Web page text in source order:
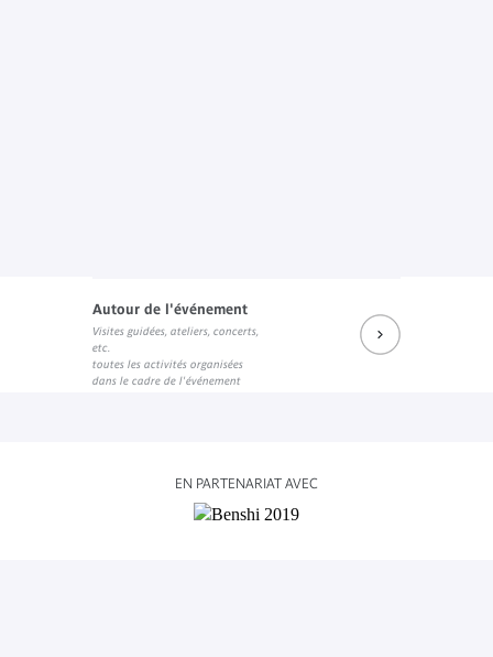
Autour de l'événement
Visites guidées, ateliers, concerts,
etc.
toutes les activités organisées
dans le cadre de l'événement
EN PARTENARIAT AVEC